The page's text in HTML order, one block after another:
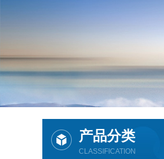
产品分类
CLASSIFICATION